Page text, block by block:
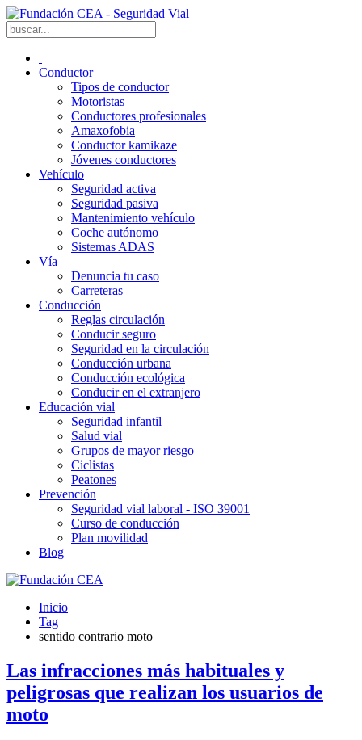
Conductor
Tipos de conductor
Motoristas
Conductores profesionales
Amaxofobia
Conductor kamikaze
Jóvenes conductores
Vehículo
Seguridad activa
Seguridad pasiva
Mantenimiento vehículo
Coche autónomo
Sistemas ADAS
Vía
Denuncia tu caso
Carreteras
Conducción
Reglas circulación
Conducir seguro
Seguridad en la circulación
Conducción urbana
Conducción ecológica
Conducir en el extranjero
Educación vial
Seguridad infantil
Salud vial
Grupos de mayor riesgo
Ciclistas
Peatones
Prevención
Seguridad vial laboral - ISO 39001
Curso de conducción
Plan movilidad
Blog
Inicio
Tag
sentido contrario moto
Las infracciones más habituales y
peligrosas que realizan los usuarios de
moto